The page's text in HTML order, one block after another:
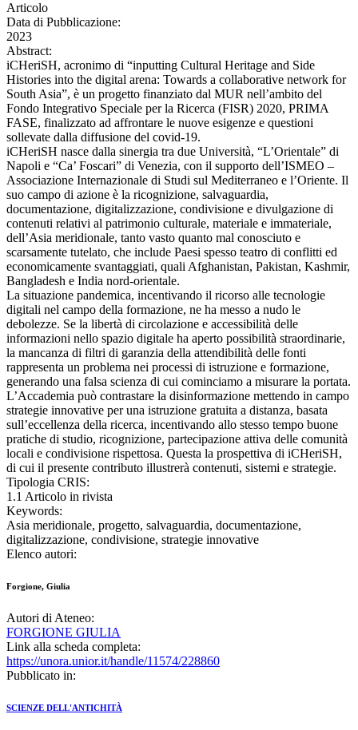
Articolo
Data di Pubblicazione:
2023
Abstract:
iCHeriSH, acronimo di “inputting Cultural Heritage and Side
Histories into the digital arena: Towards a collaborative network for
South Asia”, è un progetto finanziato dal MUR nell’ambito del
Fondo Integrativo Speciale per la Ricerca (FISR) 2020, PRIMA
FASE, finalizzato ad affrontare le nuove esigenze e questioni
sollevate dalla diffusione del covid-19.
iCHeriSH nasce dalla sinergia tra due Università, “L’Orientale” di
Napoli e “Ca’ Foscari” di Venezia, con il supporto dell’ISMEO –
Associazione Internazionale di Studi sul Mediterraneo e l’Oriente. Il
suo campo di azione è la ricognizione, salvaguardia,
documentazione, digitalizzazione, condivisione e divulgazione di
contenuti relativi al patrimonio culturale, materiale e immateriale,
dell’Asia meridionale, tanto vasto quanto mal conosciuto e
scarsamente tutelato, che include Paesi spesso teatro di conflitti ed
economicamente svantaggiati, quali Afghanistan, Pakistan, Kashmir,
Bangladesh e India nord-orientale.
La situazione pandemica, incentivando il ricorso alle tecnologie
digitali nel campo della formazione, ne ha messo a nudo le
debolezze. Se la libertà di circolazione e accessibilità delle
informazioni nello spazio digitale ha aperto possibilità straordinarie,
la mancanza di filtri di garanzia della attendibilità delle fonti
rappresenta un problema nei processi di istruzione e formazione,
generando una falsa scienza di cui cominciamo a misurare la portata.
L’Accademia può contrastare la disinformazione mettendo in campo
strategie innovative per una istruzione gratuita a distanza, basata
sull’eccellenza della ricerca, incentivando allo stesso tempo buone
pratiche di studio, ricognizione, partecipazione attiva delle comunità
locali e condivisione rispettosa. Questa la prospettiva di iCHeriSH,
di cui il presente contributo illustrerà contenuti, sistemi e strategie.
Tipologia CRIS:
1.1 Articolo in rivista
Keywords:
Asia meridionale, progetto, salvaguardia, documentazione,
digitalizzazione, condivisione, strategie innovative
Elenco autori:
Forgione, Giulia
Autori di Ateneo:
FORGIONE GIULIA
Link alla scheda completa:
https://unora.unior.it/handle/11574/228860
Pubblicato in:
SCIENZE DELL'ANTICHITÀ